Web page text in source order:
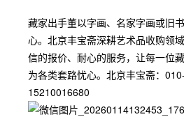
藏家出手董以字画、名家字画或旧
心。北京丰宝斋深耕艺术品收购领
信的报价、耐心的服务，让每一位
为各类套路忧心。北京丰宝斋：
15210016680